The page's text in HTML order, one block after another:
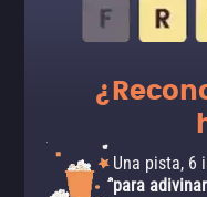
Una pista, 6
para adivinar